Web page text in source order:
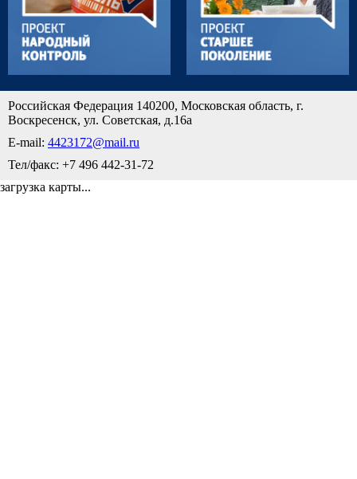
Российская Федерация 140200, Московская область, г.
Воскресенск, ул. Советская, д.16а
E-mail: 4423172@mail.ru
Тел/факс: +7 496 442-31-72
загрузка карты...